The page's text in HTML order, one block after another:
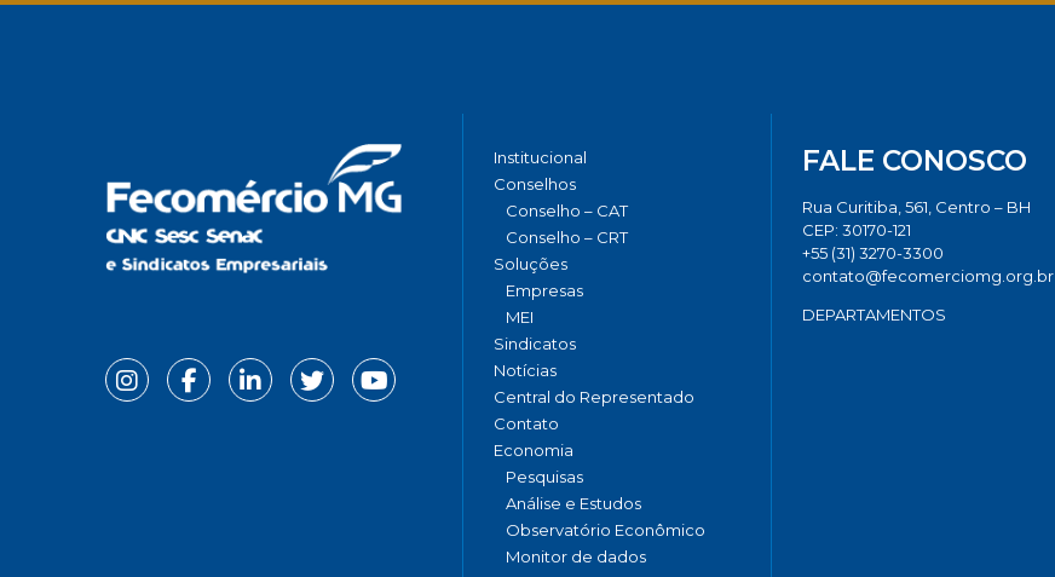
Institucional
Conselhos
Conselho – CAT
Conselho – CRT
Soluções
Empresas
MEI
Sindicatos
Notícias
Central do Representado
Contato
Economia
Pesquisas
Análise e Estudos
Observatório Econômico
Monitor de dados
FALE CONOSCO
Rua Curitiba, 561, Centro – BH
CEP: 30170-121
+55 (31) 3270-3300
contato@fecomerciomg.org.br
DEPARTAMENTOS